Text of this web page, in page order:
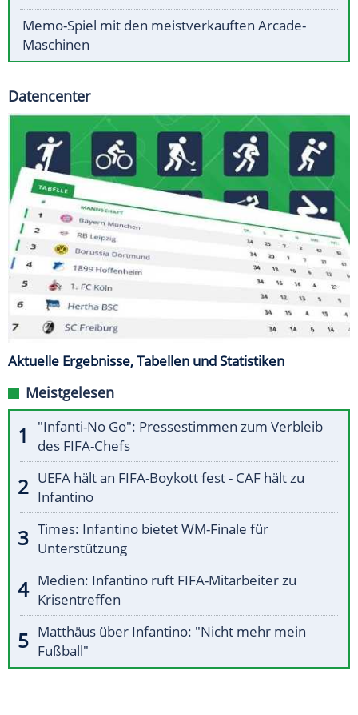
Memo-Spiel mit den meistverkauften Arcade-
Maschinen
Datencenter
Aktuelle Ergebnisse, Tabellen und Statistiken
Meistgelesen
"Infanti-No Go": Pressestimmen zum Verbleib
des FIFA-Chefs
UEFA hält an FIFA-Boykott fest - CAF hält zu
Infantino
Times: Infantino bietet WM-Finale für
Unterstützung
Medien: Infantino ruft FIFA-Mitarbeiter zu
Krisentreffen
Matthäus über Infantino: "Nicht mehr mein
Fußball"